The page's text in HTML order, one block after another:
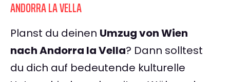
ANDORRA LA VELLA
Planst du deinen Umzug von Wien
nach Andorra la Vella? Dann solltest
du dich auf bedeutende kulturelle